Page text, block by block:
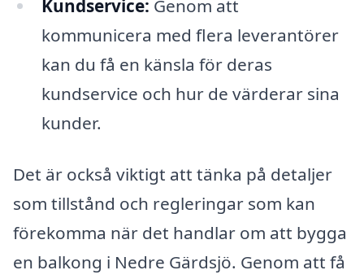
Kundservice: Genom att
kommunicera med flera leverantörer
kan du få en känsla för deras
kundservice och hur de värderar sina
kunder.
Det är också viktigt att tänka på detaljer
som tillstånd och regleringar som kan
förekomma när det handlar om att bygga
en balkong i Nedre Gärdsjö. Genom att få